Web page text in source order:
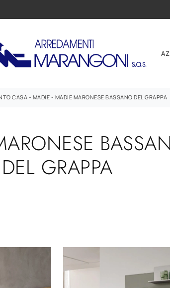
CASA - MADIE - MADIE MARONESE BASSANO DEL GRAPPA
DEL GRAPPA